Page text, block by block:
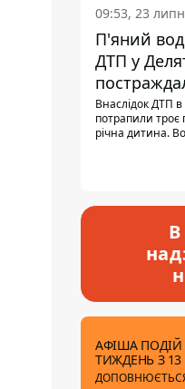
09:53, 23
П'яний
ДТП у
них -
Внаслідок ДТП в
потрапили троє
річна дитина.
В
АФІША
ТИЖДЕНЬ З